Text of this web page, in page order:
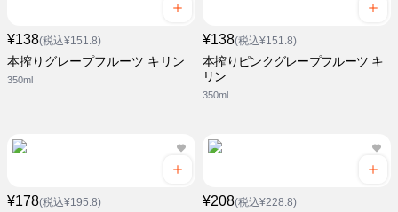
¥138(税込¥151.8)
本搾りグレープフルーツ キリン
350ml
¥138(税込¥151.8)
本搾りピンクグレープフルーツ キ
リン
350ml
¥178(税込¥195.8) ¥208(税込¥228.8)